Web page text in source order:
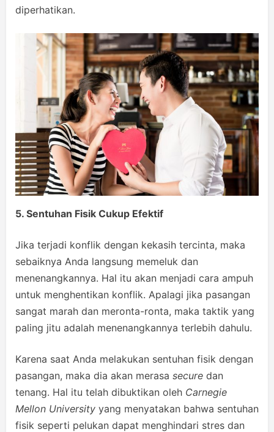
diperhatikan.
5. Sentuhan Fisik Cukup Efektif
Jika terjadi konflik dengan kekasih tercinta, maka
sebaiknya Anda langsung memeluk dan
menenangkannya. Hal itu akan menjadi cara ampuh
untuk menghentikan konflik. Apalagi jika pasangan
sangat marah dan meronta-ronta, maka taktik yang
paling jitu adalah menenangkannya terlebih dahulu.
Karena saat Anda melakukan sentuhan fisik dengan
pasangan, maka dia akan merasa secure dan
tenang. Hal itu telah dibuktikan oleh Carnegie
Mellon University yang menyatakan bahwa sentuhan
fisik seperti pelukan dapat menghindari stres dan